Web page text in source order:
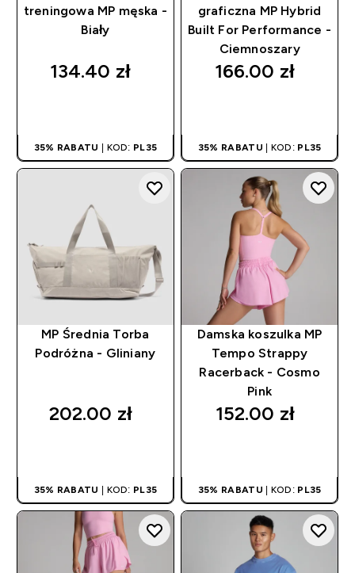
treningowa MP męska -
Biały
134.40 zł‎
35% RABATU | KOD: PL35
graficzna MP Hybrid
Built For Performance -
Ciemnoszary
166.00 zł‎
35% RABATU | KOD: PL35
MP Średnia Torba
Podróżna - Gliniany
202.00 zł‎
35% RABATU | KOD: PL35
Damska koszulka MP
Tempo Strappy
Racerback - Cosmo
Pink
152.00 zł‎
35% RABATU | KOD: PL35